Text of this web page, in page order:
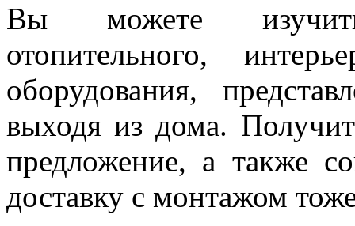
Вы можете
отопительного,
оборудования,
выходя из дома.
предложение, а также
доставку с монтажом